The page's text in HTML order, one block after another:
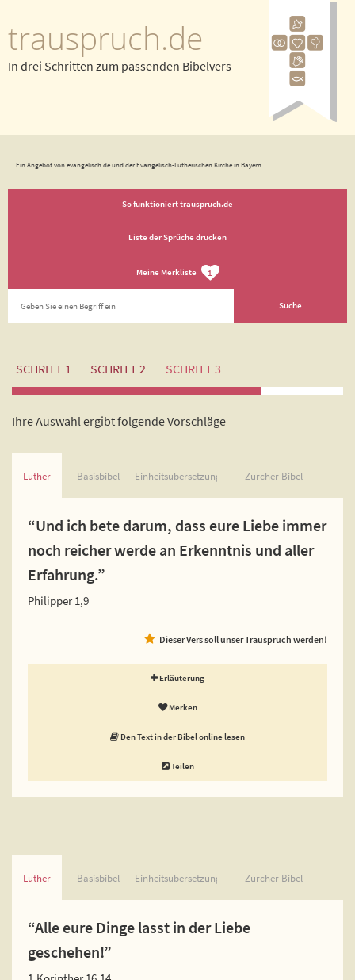
trauspruch.de
In drei Schritten zum passenden Bibelvers
Ein Angebot von evangelisch.de und der Evangelisch-Lutherischen Kirche in Bayern
So funktioniert trauspruch.de
Liste der Sprüche drucken
Meine Merkliste 1
SCHRITT 1 SCHRITT 2 SCHRITT 3
Ihre Auswahl ergibt folgende Vorschläge
Luther Basisbibel Einheitsübersetzung Zürcher Bibel
“Und ich bete darum, dass eure Liebe immer
noch reicher werde an Erkenntnis und aller
Erfahrung.”
Philipper 1,9
Dieser Vers soll unser Trauspruch werden!
Erläuterung
Merken
Den Text in der Bibel online lesen
Teilen
Luther Basisbibel Einheitsübersetzung Zürcher Bibel
“Alle eure Dinge lasst in der Liebe
geschehen!”